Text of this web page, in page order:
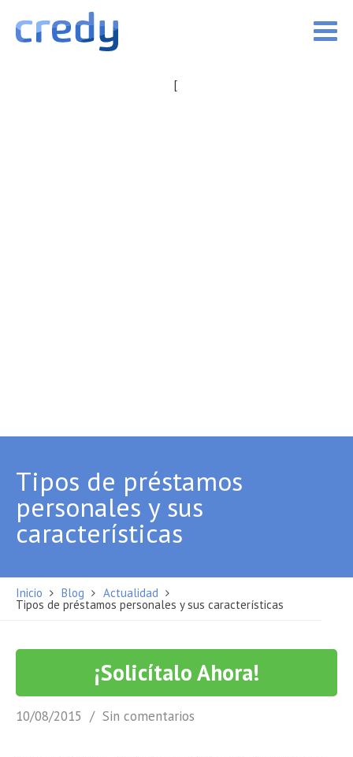
Tipos de préstamos
personales y sus
características
Inicio Blog Actualidad
Tipos de préstamos personales y sus características
¡Solicítalo Ahora!
10/08/2015 Sin comentarios